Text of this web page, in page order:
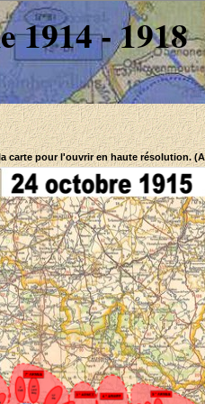
1914 - 1918
carte pour l'ouvrir en haute résolution.